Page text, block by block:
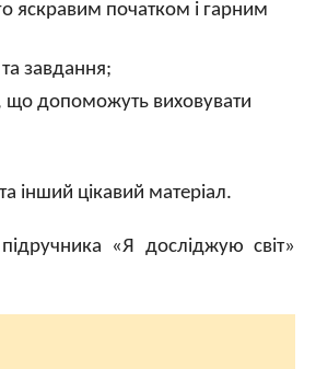
яскравим початком і гарним
завдання;
що допоможуть виховувати
інший цікавий матеріал.
«Я досліджую світ»